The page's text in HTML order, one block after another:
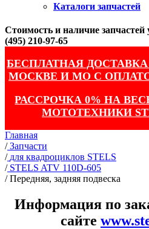
Каталоги запчастей
Стоимость и наличие запчастей
(495) 210-97-65
БЕСПЛАТНАЯ
МОСКВЕ И МО С
РАССРОЧКА 0% НА
МОТОТЕХНИКИ
Главная
/ Запчасти
/ для квадроциклов STELS
/ STELS ATV 110D-605
/Передняя, задняя подвеска
Информация по
сайте